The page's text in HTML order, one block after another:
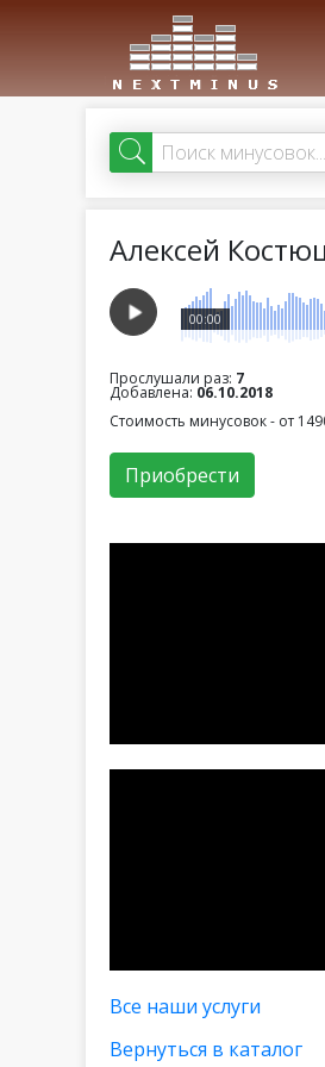
Алексей
00:00
Прослушали раз: 7
Добавлена: 06.10.2018
Стоимость минусовок - от
Приобрести
Все наши услуги
Вернуться в каталог